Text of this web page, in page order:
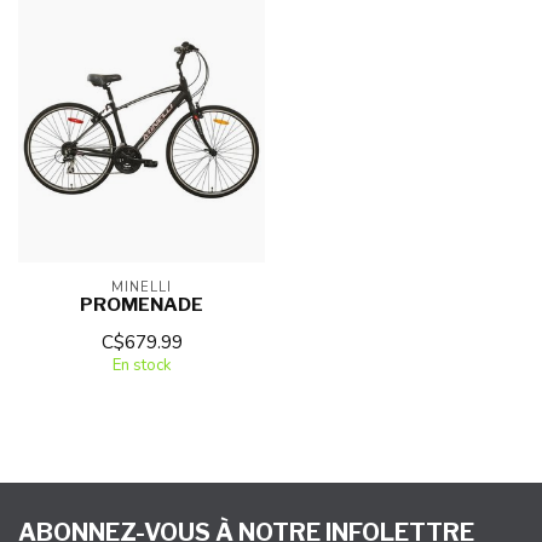
MINELLI
PROMENADE
C$679.99
En stock
ABONNEZ-VOUS À NOTRE INFOLETTRE